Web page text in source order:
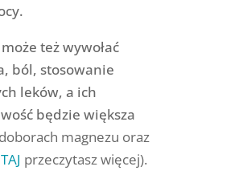
też wywołać
ból, stosowanie
leków, a ich
będzie większa
magnezu oraz
przeczytasz więcej).